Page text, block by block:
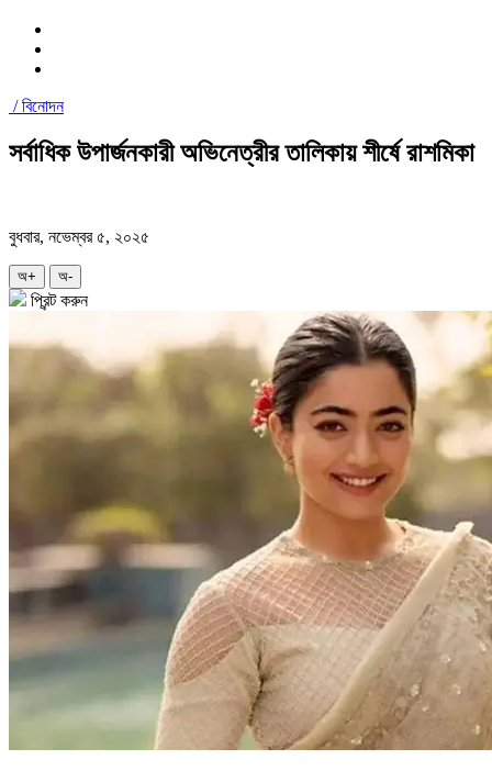
/বিনোদন
সর্বাধিক উপার্জনকারী অভিনেত্রীর তালিকায় শীর্ষে রাশমিকা
বুধবার, নভেম্বর ৫, ২০২৫
অ+ অ-
প্রিন্ট করুন